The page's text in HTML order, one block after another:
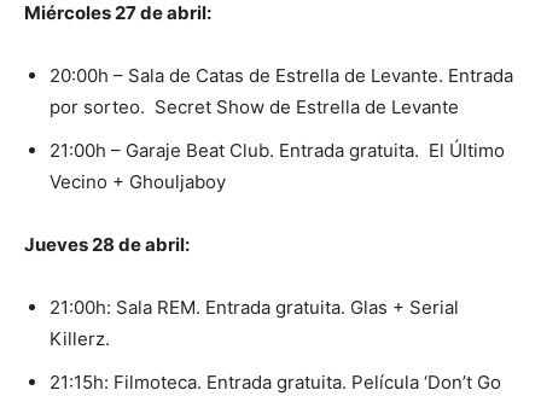
Miércoles 27 de abril:
20:00h – Sala de Catas de Estrella de Levante. Entrada
por sorteo. Secret Show de Estrella de Levante
21:00h – Garaje Beat Club. Entrada gratuita. El Último
Vecino + Ghouljaboy
Jueves 28 de abril:
21:00h: Sala REM. Entrada gratuita. Glas + Serial
Killerz.
21:15h: Filmoteca. Entrada gratuita. Película ‘Don’t Go